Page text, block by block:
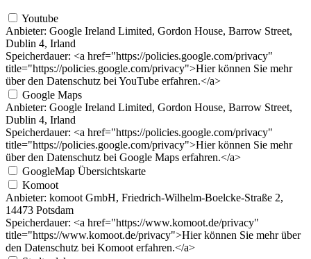
Youtube
Anbieter: Google Ireland Limited, Gordon House, Barrow Street,
Dublin 4, Irland
Speicherdauer: <a href="https://policies.google.com/privacy"
title="https://policies.google.com/privacy">Hier können Sie mehr
über den Datenschutz bei YouTube erfahren.</a>
Google Maps
Anbieter: Google Ireland Limited, Gordon House, Barrow Street,
Dublin 4, Irland
Speicherdauer: <a href="https://policies.google.com/privacy"
title="https://policies.google.com/privacy">Hier können Sie mehr
über den Datenschutz bei Google Maps erfahren.</a>
GoogleMap Übersichtskarte
Komoot
Anbieter: komoot GmbH, Friedrich-Wilhelm-Boelcke-Straße 2,
14473 Potsdam
Speicherdauer: <a href="https://www.komoot.de/privacy"
title="https://www.komoot.de/privacy">Hier können Sie mehr über
den Datenschutz bei Komoot erfahren.</a>